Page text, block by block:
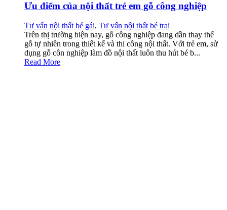
Ưu điểm của nội thất trẻ em gỗ công nghiệp
Tư vấn nội thất bé gái, Tư vấn nội thất bé trai
Trên thị trường hiện nay, gỗ công nghiệp đang dần thay thế
gỗ tự nhiên trong thiết kế và thi công nội thất. Với trẻ em, sử
dụng gỗ côn nghiệp làm đồ nội thất luôn thu hút bé b...
Read More